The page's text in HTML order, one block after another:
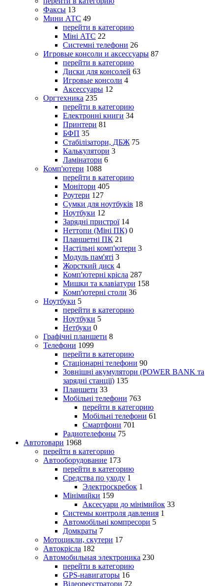
Факсы 13
Мини АТС 49
перейти в категорию
Міні АТС 22
Системні телефони 26
Игровые консоли и аксессуары 87
перейти в категорию
Диски для консолей 63
Игровые консоли 4
Аксессуары 12
Оргтехника 235
перейти в категорию
Електронні книги 34
Принтери 81
БФП 35
Стабілізатори, ДБЖ 75
Калькулятори 3
Ламінатори 6
Комп'ютери 1088
перейти в категорию
Монітори 405
Роутери 127
Сумки для ноутбуків 18
Ноутбуки 12
Зарядні пристрої 14
Неттопи (Міні ПК) 0
Планшетні ПК 21
Настільні комп'ютери 3
Модуль пам'яті 3
Жорсткий диск 4
Комп'ютерні крісла 287
Мишки та клавіатури 158
Комп'ютерні столи 36
Ноутбуки 5
перейти в категорию
Ноутбуки 5
Нетбуки 0
Графічні планшети 8
Телефони 1099
перейти в категорию
Стаціонарні телефони 90
Зовнішні акумулятори (POWER BANK та
зарядні станції) 135
Планшети 33
Мобільні телефони 763
перейти в категорию
Мобільні телефони 61
Смартфони 701
Радиотелефоны 75
Автотовари 1968
перейти в категорию
Автооборудование 173
перейти в категорию
Средства по уходу 1
Электроскребок 1
Мінімийки 159
Аксесуари до мінімийок 33
Системы контроля давления 1
Автомобільні компресори 5
Домкраты 7
Мотоцикли, скутери 17
Автокрісла 182
Автомобильная электроника 230
перейти в категорию
GPS-навигаторы 16
Відеореєстратори 72